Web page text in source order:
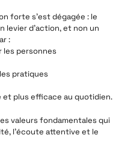
forte s’est dégagée : le
levier d’action, et non un
:
les personnes
pratiques
et plus efficace au quotidien.
valeurs fondamentales qui
l’écoute attentive et le